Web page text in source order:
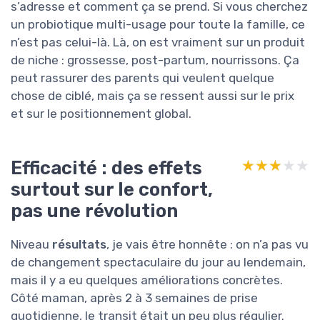
s’adresse et comment ça se prend. Si vous cherchez
un probiotique multi-usage pour toute la famille, ce
n’est pas celui-là. Là, on est vraiment sur un produit
de niche : grossesse, post-partum, nourrissons. Ça
peut rassurer des parents qui veulent quelque
chose de ciblé, mais ça se ressent aussi sur le prix
et sur le positionnement global.
Efficacité : des effets
surtout sur le confort,
pas une révolution
★★★★★
★★★★★
Niveau résultats, je vais être honnête : on n’a pas vu
de changement spectaculaire du jour au lendemain,
mais il y a eu quelques améliorations concrètes.
Côté maman, après 2 à 3 semaines de prise
quotidienne, le transit était un peu plus régulier.